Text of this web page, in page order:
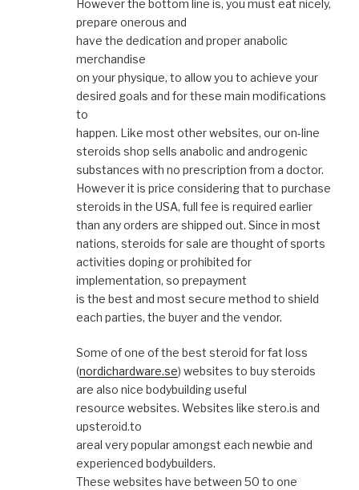
However the bottom line is, you must eat nicely,
prepare onerous and
have the dedication and proper anabolic
merchandise
on your physique, to allow you to achieve your
desired goals and for these main modifications
to
happen. Like most other websites, our on-line
steroids shop sells anabolic and androgenic
substances with no prescription from a doctor.
However it is price considering that to purchase
steroids in the USA, full fee is required earlier
than any orders are shipped out. Since in most
nations, steroids for sale are thought of sports
activities doping or prohibited for
implementation, so prepayment
is the best and most secure method to shield
each parties, the buyer and the vendor.
Some of one of the best steroid for fat loss
(nordichardware.se) websites to buy steroids
are also nice bodybuilding useful
resource websites. Websites like stero.is and
upsteroid.to
areal very popular amongst each newbie and
experienced bodybuilders.
These websites have between 50 to one